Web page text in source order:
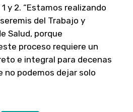
y 2. “Estamos realizando
del Trabajo y
Salud, porque
proceso requiere un
e integral para decenas
no podemos dejar solo